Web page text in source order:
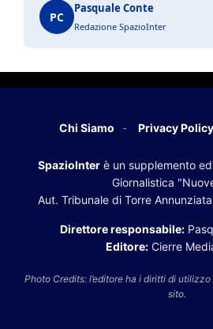
PC
Pasquale Conte
Redazione SpazioInter
Chi Siamo Privacy Policy
SpazioInter è un supplemento
Giornalistica
Aut. Tribunale di Torre
Direttore responsabile:
Editore: Cierre
Photo Credits: l’editore ha i diritti di
sito.